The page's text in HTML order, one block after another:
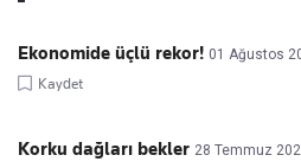
Ekonomide üçlü rekor! 01 Ağustos
Kaydet
Korku dağları bekler 28 Temmuz